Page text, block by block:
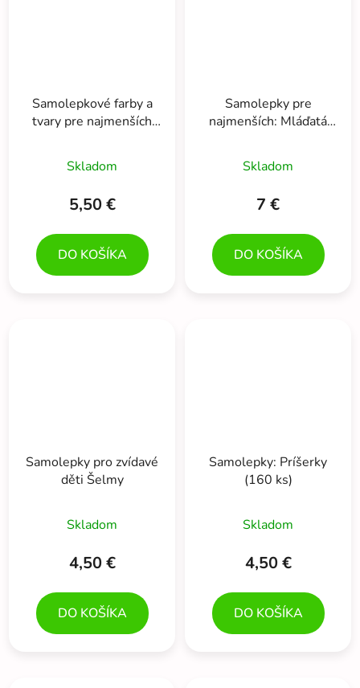
Samolepkové farby a
tvary pre najmenších
Skladom
5,50 €
DO KOŠÍKA
Samolepky pre
najmenších: Mláďatá
Skladom
7 €
DO KOŠÍKA
Samolepky pro zvídavé
děti Šelmy
Skladom
4,50 €
DO KOŠÍKA
Samolepky: Príšerky
(160 ks)
Skladom
4,50 €
DO KOŠÍKA